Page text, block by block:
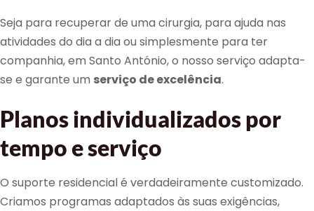
Seja para recuperar de uma cirurgia, para ajuda nas
atividades do dia a dia ou simplesmente para ter
companhia, em Santo António, o nosso serviço adapta-
se e garante um serviço de excelência.
Planos individualizados por
tempo e serviço
O suporte residencial é verdadeiramente customizado.
Criamos programas adaptados às suas exigências,